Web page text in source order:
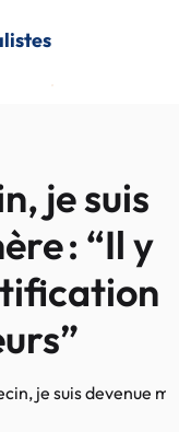
je suis
: “Il y
je suis devenue